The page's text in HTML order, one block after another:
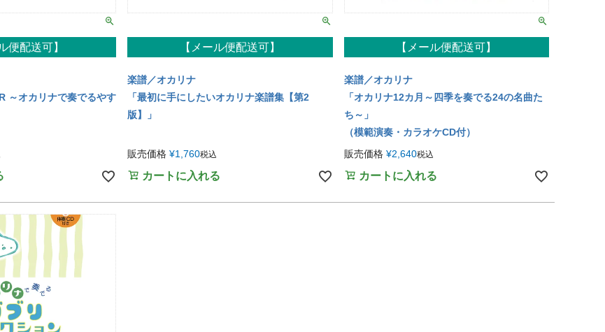
便配送可】
～オカリナで奏でるやす
【メール便配送可】
楽譜／オカリナ
「最初に手にしたいオカリナ楽譜集【第2
版】」
販売価格 ¥1,760税込
カートに入れる
【メール便配送可】
楽譜／オカリナ
「オカリナ12カ月～四季を奏でる24の名曲た
ち～」
（模範演奏・カラオケCD付）
販売価格 ¥2,640税込
カートに入れる